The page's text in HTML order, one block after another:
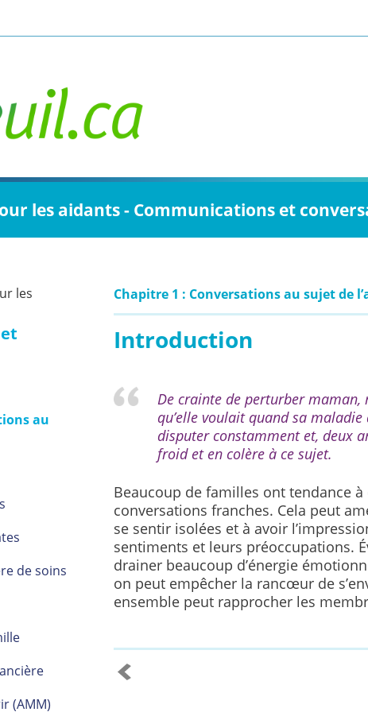
les aidants - Communications et
les
au
de soins
(AMM)
Chapitre 1 : Conversations au sujet de
Introduction
De crainte de perturber maman,
qu’elle voulait quand sa
disputer constamment et, deux
froid et en colère à ce sujet.
Beaucoup de familles ont tendance
conversations franches. Cela peut
se sentir isolées et à avoir
sentiments et leurs préoccupations.
drainer beaucoup d’énergie
on peut empêcher la rancœur de
ensemble peut rapprocher les